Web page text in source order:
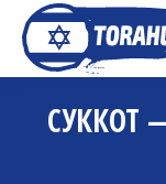
СУККОТ